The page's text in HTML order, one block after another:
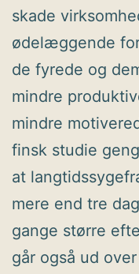
skade
ødelæggende
de fyrede og
mindre
mindre
finsk studie
at
mere end tre
gange større
går også ud